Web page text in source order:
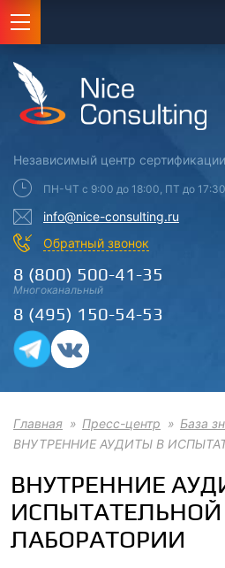
Независимый центр сертификации
ПН-ЧТ с 9:00 до 18:00, ПТ до 17:30
info@nice-consulting.ru
Обратный звонок
8 (800) 500-41-35
Многоканальный
8 (495) 150-54-53
Главная Пресс-центр База
ВНУТРЕННИЕ АУДИТЫ В
ВНУТРЕННИЕ
ИСПЫТАТЕЛЬНОЙ
ЛАБОРАТОРИИ